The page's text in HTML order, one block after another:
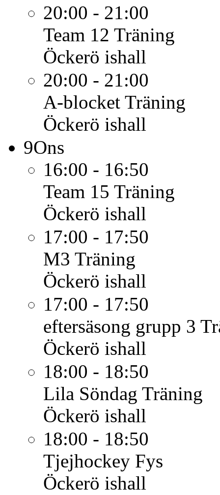
20:00 - 21:00
Team 12 Träning
Öckerö ishall
20:00 - 21:00
A-blocket Träning
Öckerö ishall
9Ons
16:00 - 16:50
Team 15 Träning
Öckerö ishall
17:00 - 17:50
M3 Träning
Öckerö ishall
17:00 - 17:50
eftersäsong grupp 3
Öckerö ishall
18:00 - 18:50
Lila Söndag Träning
Öckerö ishall
18:00 - 18:50
Tjejhockey Fys
Öckerö ishall